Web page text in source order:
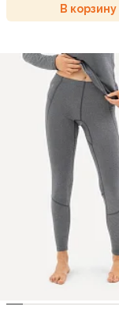
В корзину